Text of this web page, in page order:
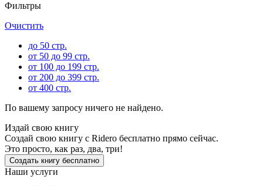
Фильтры
Очистить
до 50 стр.
от 50 до 99 стр.
от 100 до 199 стр.
от 200 до 399 стр.
от 400 стр.
По вашему запросу ничего не найдено.
Издай свою книгу
Создай свою книгу с Ridero бесплатно прямо сейчас.
Это просто, как раз, два, три!
Создать книгу бесплатно
Наши услуги